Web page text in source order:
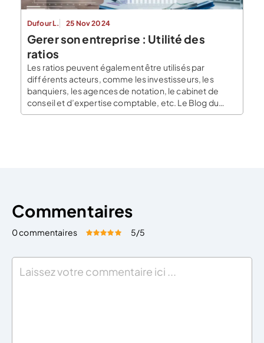
Dufour L. 25 Nov 2024
Gerer son entreprise : Utilité des
ratios
Les ratios peuvent également être utilisés par
différents acteurs, comme les investisseurs, les
banquiers, les agences de notation, le cabinet de
conseil et d’expertise comptable, etc. Le Blog du
Dirigeant vous explique ce qu’est un ratio, et vous
Commentaires
0 commentaires Évaluez cet article:
5/5